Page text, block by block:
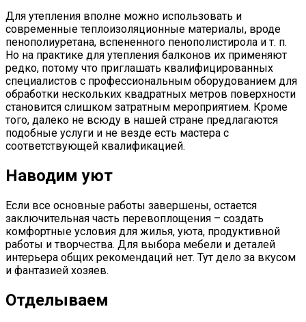
Для утепления вполне можно использовать и
современные теплоизоляционные материалы, вроде
пенополиуретана, вспененного пенополистирола и т. п.
Но на практике для утепления балконов их применяют
редко, потому что приглашать квалифицированных
специалистов с профессиональным оборудованием для
обработки нескольких квадратных метров поверхности
становится слишком затратным мероприятием. Кроме
того, далеко не всюду в нашей стране предлагаются
подобные услуги и не везде есть мастера с
соответствующей квалификацией.
Наводим уют
Если все основные работы завершены, остается
заключительная часть перевоплощения – создать
комфортные условия для жилья, уюта, продуктивной
работы и творчества. Для выбора мебели и деталей
интерьера общих рекомендаций нет. Тут дело за вкусом
и фантазией хозяев.
Отделываем